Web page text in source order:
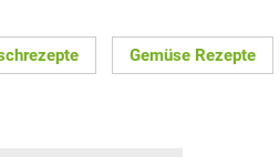
Gemüse Rezepte